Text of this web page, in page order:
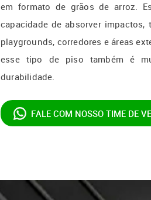
em formato de grãos de arroz.
capacidade de absorver
playgrounds, corredores e áreas
esse tipo de piso também é
durabilidade.
FALE COM NOSSO TIME DE